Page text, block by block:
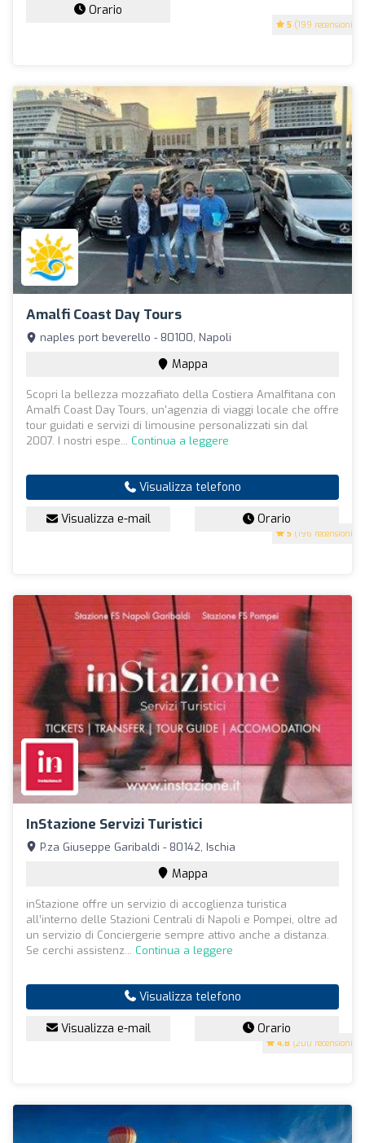
5 (199 recensioni)
Orario
Amalfi Coast Day Tours
5 (196 recensioni)
naples port beverello - 80100, Napoli
Mappa
Scopri la bellezza mozzafiato della Costiera Amalfitana con
Amalfi Coast Day Tours, un'agenzia di viaggi locale che offre
tour guidati e servizi di limousine personalizzati sin dal
2007. I nostri espe... Continua a leggere
Visualizza telefono
Visualizza e-mail Orario
InStazione Servizi Turistici
4.8 (200 recensioni)
P.za Giuseppe Garibaldi - 80142, Ischia
Mappa
inStazione offre un servizio di accoglienza turistica
all’interno delle Stazioni Centrali di Napoli e Pompei, oltre ad
un servizio di Conciergerie sempre attivo anche a distanza.
Se cerchi assistenz... Continua a leggere
Visualizza telefono
Visualizza e-mail Orario